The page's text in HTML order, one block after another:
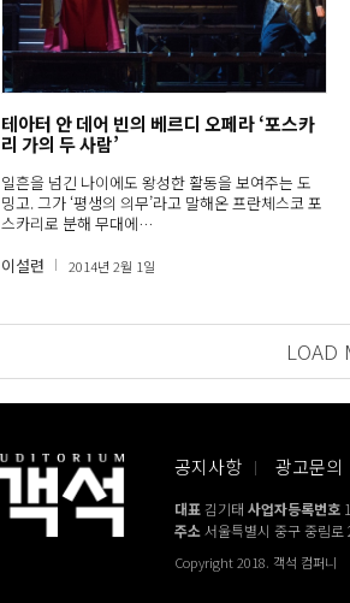
테아터 안 데어 빈의 베르디 오페라 ‘포스카
리 가의 두 사람’
일흔을 넘긴 나이에도 왕성한 활동을 보여주는 도
밍고. 그가 ‘평생의 의무’라고 말해온 프란체스코 포
스카리로 분해 무대에…
이설련
2014년 2월 1일
LOAD
공지사항 광고문의
대표김기태 사업자등록번호
주소서울특별시 중구 중림
Copyright 2018. 객석 컴퍼니